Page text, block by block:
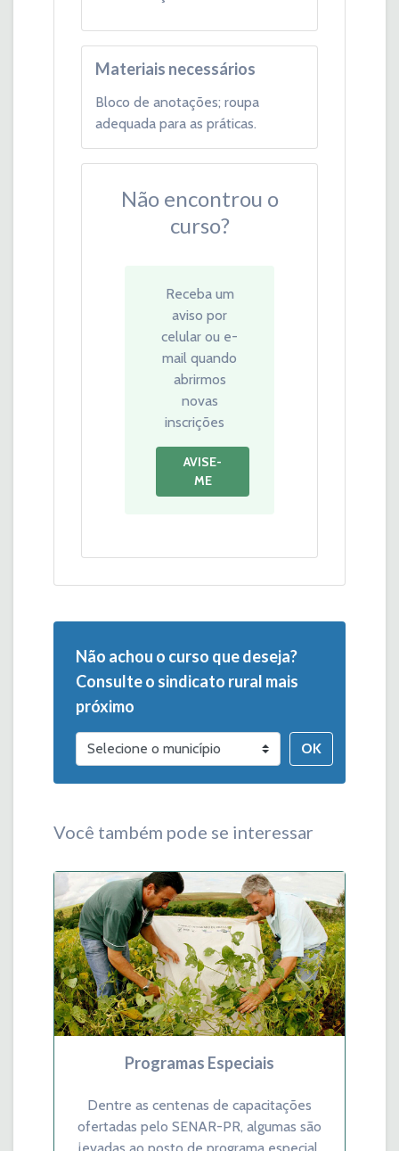
Materiais necessários
Bloco de anotações; roupa
adequada para as práticas.
Não encontrou o
curso?
Receba um
aviso por
celular ou e-
mail quando
abrirmos
novas
inscrições
AVISE-
ME
Não achou o curso que deseja?
Consulte o sindicato rural mais
próximo
OK
Você também pode se interessar
Programas Especiais
Dentre as centenas de capacitações
ofertadas pelo SENAR-PR, algumas são
Previous